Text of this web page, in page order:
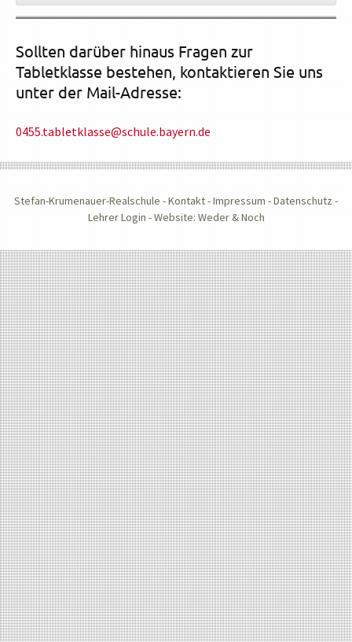
Sollten darüber hinaus Fragen zur
Tabletklasse bestehen, kontaktieren Sie uns
unter der Mail-Adresse:
0455.tabletklasse@schule.bayern.de
Stefan-Krumenauer-Realschule -Kontakt-Impressum -Datenschutz -
Lehrer Login -Website: Weder & Noch